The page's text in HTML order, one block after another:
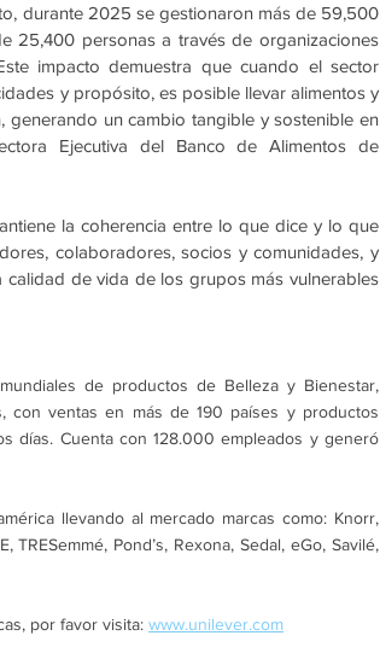
durante 2025 se gestionaron más de 59,500
25,400 personas a través de organizaciones
impacto demuestra que cuando el sector
y propósito, es posible llevar alimentos y
generando un cambio tangible y sostenible en
Ejecutiva del Banco de Alimentos de
la coherencia entre lo que dice y lo que
colaboradores, socios y comunidades, y
de vida de los grupos más vulnerables
de productos de Belleza y Bienestar,
con ventas en más de 190 países y productos
días. Cuenta con 128.000 empleados y generó
llevando al mercado marcas como: Knorr,
TRESemmé, Pond’s, Rexona, Sedal, eGo, Savilé,
por favor visita: www.unilever.com